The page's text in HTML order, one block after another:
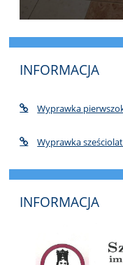
INFORMACJA
Wyprawka
Wyprawka
INFORMACJA